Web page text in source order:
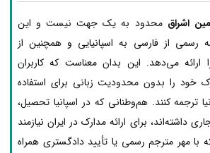
اشراق محدود به یک جهت نیست و این
رسمی از فارسی به اسپانیایی و همچنین از
ارائه می‌دهد. این بدان معناست که کاربران
خود را بدون محدودیت زبانی برای استفاده
ترجمه کنند. هم‌وطنانی که در اسپانیا تحصیل،
داشته‌اند، برای ارائه مدارک در ایران نیازمند
مهر مترجم رسمی یا تأیید دادگستری همراه